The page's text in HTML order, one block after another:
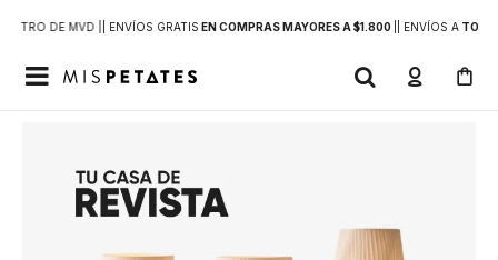
DE MVD | | ENVÍOS GRATIS EN COMPRAS MAYORES A $1.800 | ENVÍOS ATODO
